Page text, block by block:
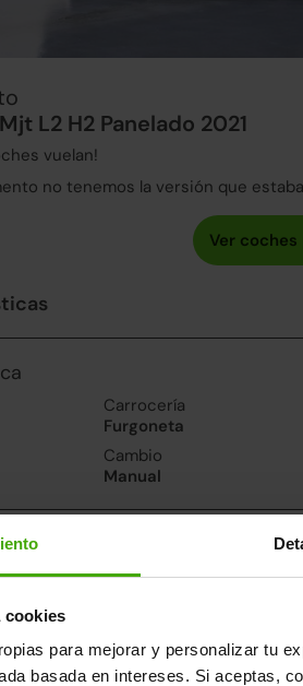
cookies
para mejorar y personalizar tu
basada en intereses. Si aceptas,
L2 H2 Panelado 2021
vuelan!
no tenemos la versión que
Carrocería
Furgoneta
Cambio
Manual
consumo y emisiones
y otros datos